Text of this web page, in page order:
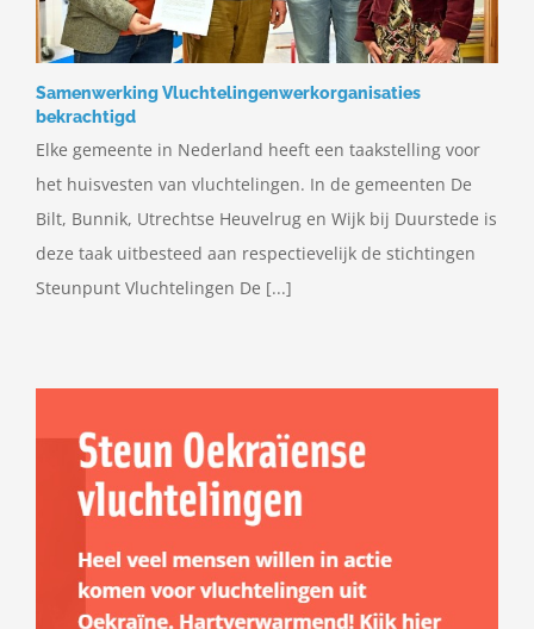
Samenwerking Vluchtelingenwerkorganisaties
bekrachtigd
Elke gemeente in Nederland heeft een taakstelling voor
het huisvesten van vluchtelingen. In de gemeenten De
Bilt, Bunnik, Utrechtse Heuvelrug en Wijk bij Duurstede is
deze taak uitbesteed aan respectievelijk de stichtingen
Steunpunt Vluchtelingen De [...]